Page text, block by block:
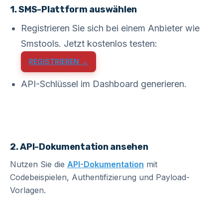
1. SMS-Plattform auswählen
Registrieren Sie sich bei einem Anbieter wie
Smstools. Jetzt kostenlos testen:
REGISTRIEREN →
API-Schlüssel im Dashboard generieren.
2. API-Dokumentation ansehen
Nutzen Sie die API-Dokumentation mit
Codebeispielen, Authentifizierung und Payload-
Vorlagen.